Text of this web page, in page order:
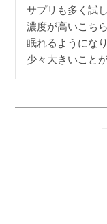
サプリも多く試
濃度が高いこち
眠れるようにな
少々大きいこと